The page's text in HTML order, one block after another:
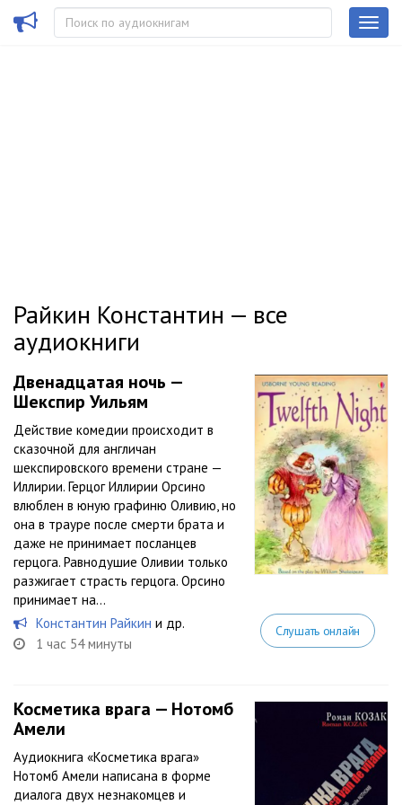
Райкин Константин — все
аудиокниги
Двенадцатая ночь —
Шекспир Уильям
Действие комедии происходит в
сказочной для англичан
шекспировского времени стране —
Иллирии. Герцог Иллирии Орсино
влюблен в юную графиню Оливию, но
она в трауре после смерти брата и
даже не принимает посланцев
герцога. Равнодушие Оливии только
разжигает страсть герцога. Орсино
принимает на...
Константин Райкин и др.
1 час 54 минуты
Слушать онлайн
Косметика врага — Нотомб
Амели
Аудиокнига «Косметика врага»
Нотомб Амели написана в форме
диалога двух незнакомцев и